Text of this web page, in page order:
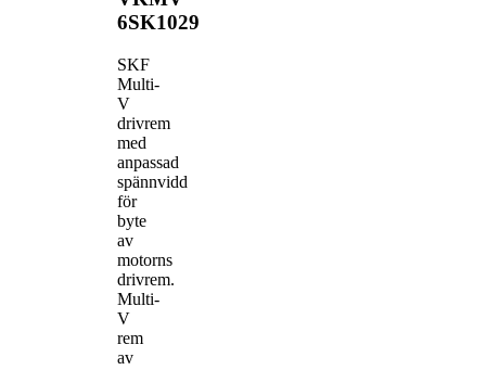
6SK1029
SKF
Multi-
V
drivrem
med
anpassad
spännvidd
för
byte
av
motorns
drivrem.
Multi-
V
rem
av